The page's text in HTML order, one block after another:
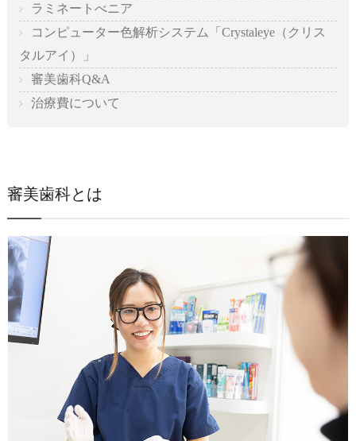
ラミネートべニア
コンピューター色解析システム「Crystaleye（クリス
タルアイ）」
審美歯科Q&A
治療費について
審美歯科とは